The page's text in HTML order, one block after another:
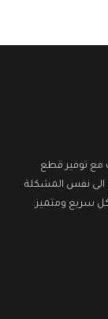
مع توفير قطع
الى نفس المشكلة
سريع ومتميز.